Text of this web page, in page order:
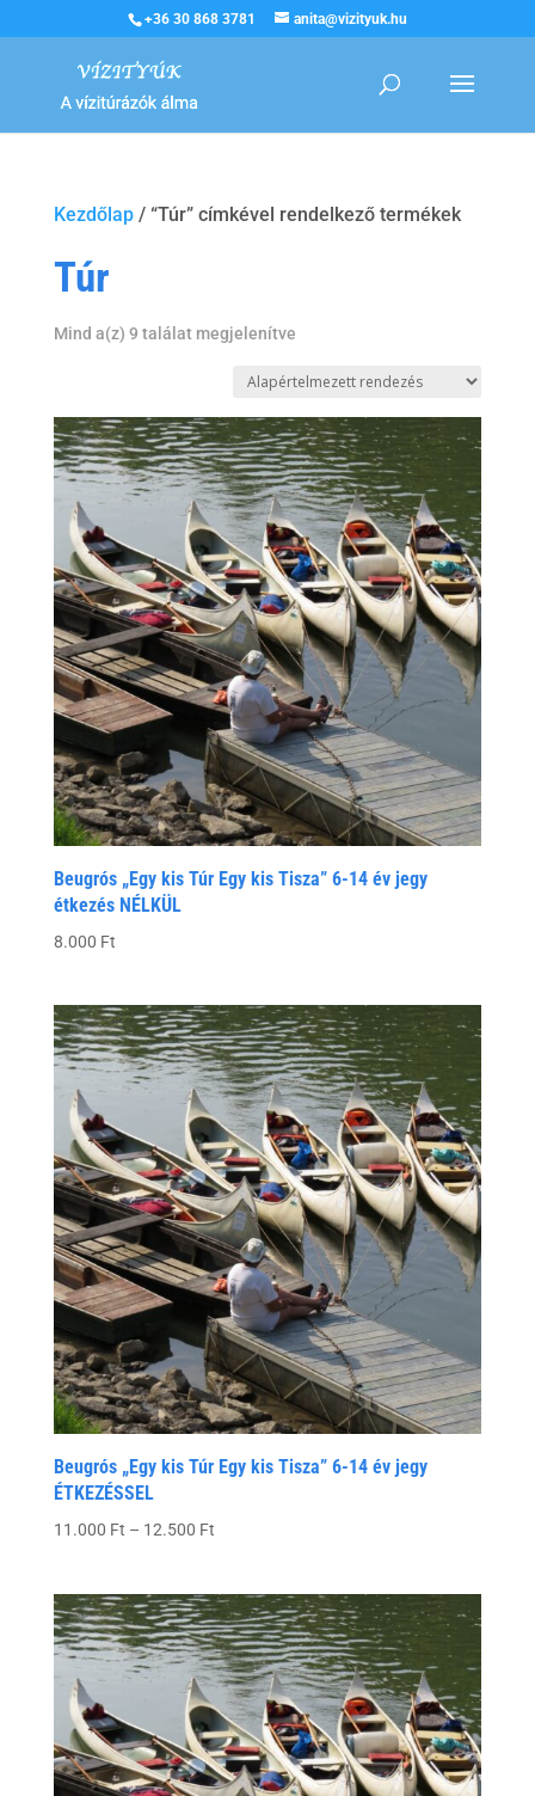
+36 30 868 3781 anita@vizityuk.hu
Kezdőlap/ “Túr” címkével rendelkező termékek
Túr
Mind a(z) 9 találat megjelenítve
Beugrós „Egy kis Túr Egy kis Tisza” 6-14 év jegy
étkezés NÉLKÜL
8.000 Ft
Beugrós „Egy kis Túr Egy kis Tisza” 6-14 év jegy
ÉTKEZÉSSEL
11.000 Ft – 12.500 FtÁrtartomány:
12.500 Ft